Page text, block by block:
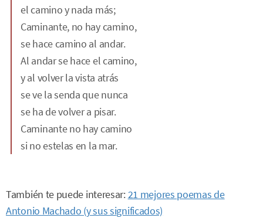
el camino y nada más;
Caminante, no hay camino,
se hace camino al andar.
Al andar se hace el camino,
y al volver la vista atrás
se ve la senda que nunca
se ha de volver a pisar.
Caminante no hay camino
si no estelas en la mar.
También te puede interesar:21 mejores poemas de
Antonio Machado (y sus significados)